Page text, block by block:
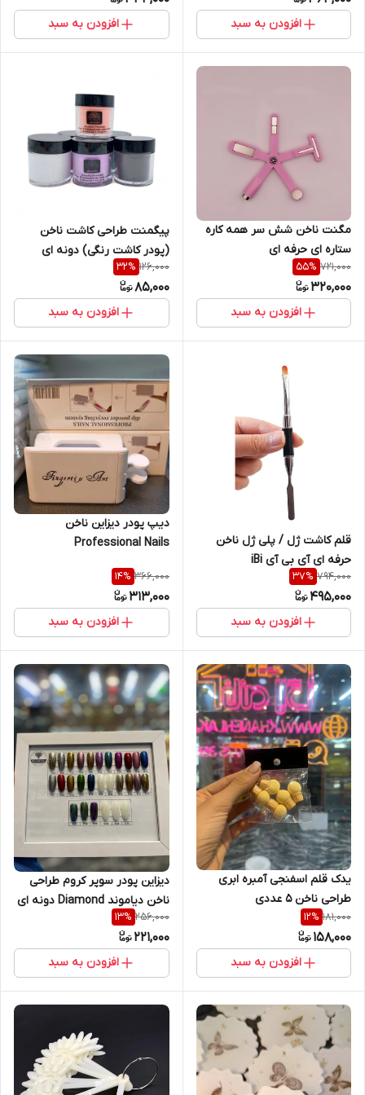
افزودن به سبد افزودن به سبد
مگنت ناخن شش سر همه کاره
ستاره ای حرفه ای
721,000
55%
320,000
افزودن به سبد
پیگمنت طراحی کاشت ناخن
(پودر کاشت رنگی) دونه ای
126,000
32%
85,000
افزودن به سبد
قلم کاشت ژل / پلی ژل ناخن
حرفه ای آی بی آی iBi
794,000
37%
495,000
افزودن به سبد
دیپ پودر دیزاین ناخن
Professional Nails
366,000
14%
313,000
افزودن به سبد
یدک قلم اسفنجی آمبره ابری
طراحی ناخن 5 عددی
181,000
12%
158,000
افزودن به سبد
دیزاین پودر سوپر کروم طراحی
ناخن دیاموند Diamond دونه ای
(در 25 کد رنگ)
256,000
13%
221,000
افزودن به سبد